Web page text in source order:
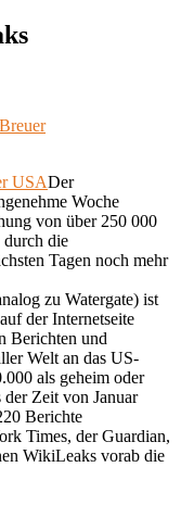
Breuer
Der
Woche
von über 250 000
durch die
Tagen noch mehr
zu Watergate) ist
der Internetseite
Berichten und
Welt an das US-
als geheim oder
Zeit von Januar
Berichte
Times, der Guardian,
WikiLeaks vorab die